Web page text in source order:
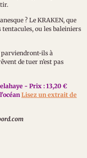
? Le KRAKEN, que
tentacules, ou les baleiniers
ils à
de tuer n’est pas
- Prix : 13,20 €
Lisez un extrait de